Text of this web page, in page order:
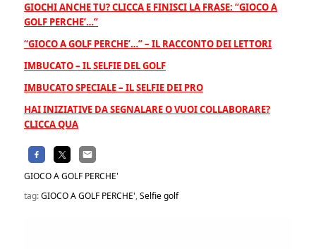
GIOCHI ANCHE TU? CLICCA E FINISCI LA FRASE: “GIOCO A
GOLF PERCHE’…”
“GIOCO A GOLF PERCHE’…” – IL RACCONTO DEI LETTORI
IMBUCATO – IL SELFIE DEL GOLF
IMBUCATO SPECIALE – IL SELFIE DEI PRO
HAI INIZIATIVE DA SEGNALARE O VUOI COLLABORARE?
CLICCA QUA
GIOCO A GOLF PERCHE'
tag:GIOCO A GOLF PERCHE',Selfie golf